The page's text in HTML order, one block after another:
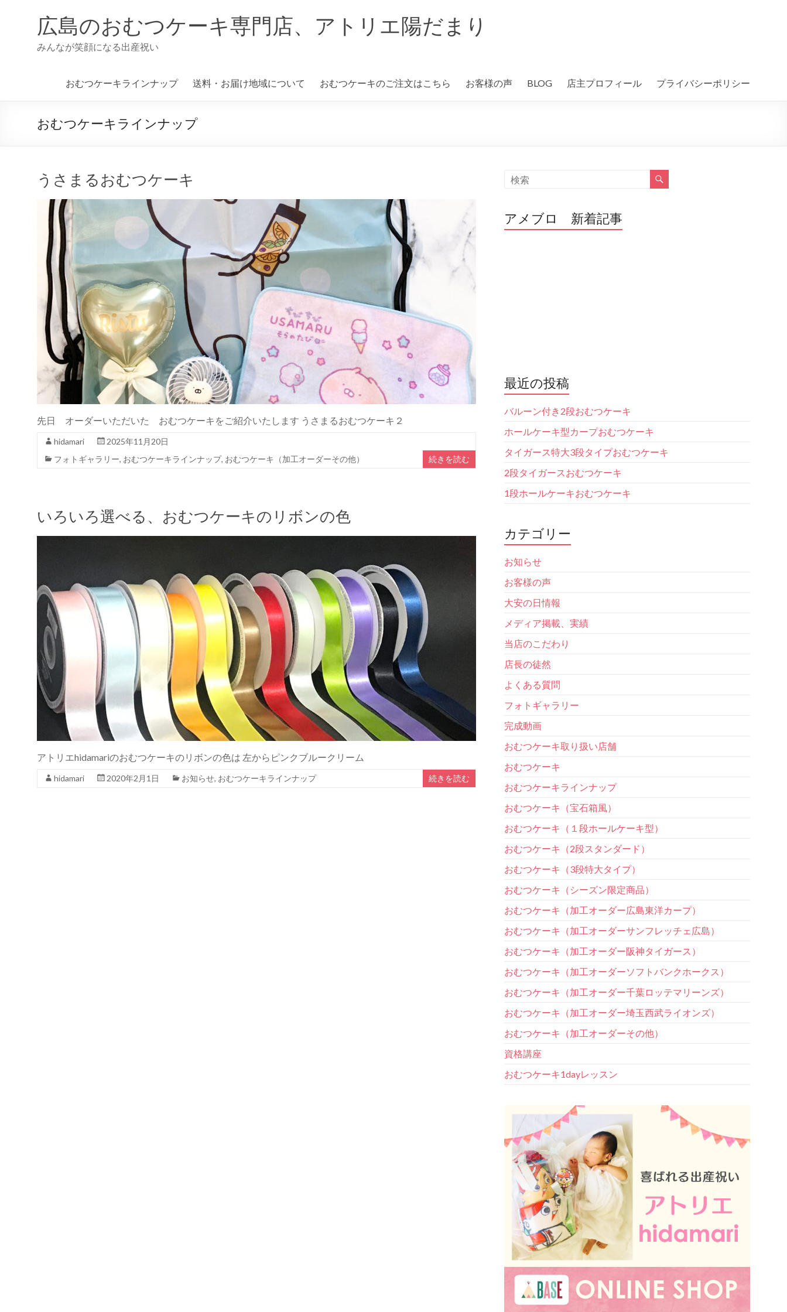
広島のおむつケーキ専門店、アトリエ陽だまり
みんなが笑顔になる出産祝い
おむつケーキラインナップ 送料・お届け地域について おむつケーキのご注文はこちら お客様の声 BLOG 店主プロフィール プライバシーポリシー
おむつケーキラインナップ
うさまるおむつケーキ
先日 オーダーいただいた おむつケーキをご紹介いたします うさまるおむつケーキ２
hidamari
2025年11月20日
フォトギャラリー, おむつケーキラインナップ, おむつケーキ（加工オーダーその他） 続きを読む
いろいろ選べる、おむつケーキのリボンの色
アトリエhidamariのおむつケーキのリボンの色は 左からピンクブルークリーム
hidamari 2020年2月1日 お知らせ, おむつケーキラインナップ 続きを読む
アメブロ 新着記事
最近の投稿
バルーン付き2段おむつケーキ
ホールケーキ型カープおむつケーキ
タイガース特大3段タイプおむつケーキ
2段タイガースおむつケーキ
1段ホールケーキおむつケーキ
カテゴリー
お知らせ
お客様の声
大安の日情報
メディア掲載、実績
当店のこだわり
店長の徒然
よくある質問
フォトギャラリー
完成動画
おむつケーキ取り扱い店舗
おむつケーキ
おむつケーキラインナップ
おむつケーキ（宝石箱風）
おむつケーキ（１段ホールケーキ型）
おむつケーキ（2段スタンダード）
おむつケーキ（3段特大タイプ）
おむつケーキ（シーズン限定商品）
おむつケーキ（加工オーダー広島東洋カープ）
おむつケーキ（加工オーダーサンフレッチェ広島）
おむつケーキ（加工オーダー阪神タイガース）
おむつケーキ（加工オーダーソフトバンクホークス）
おむつケーキ（加工オーダー千葉ロッテマリーンズ）
おむつケーキ（加工オーダー埼玉西武ライオンズ）
おむつケーキ（加工オーダーその他）
資格講座
おむつケーキ1dayレッスン